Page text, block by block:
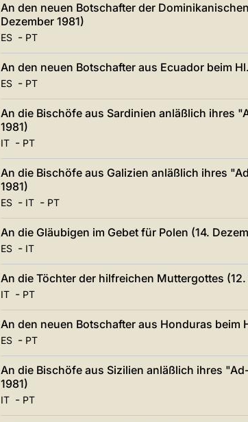
An den neuen Botschafter der
Dezember 1981)
ES- PT
An den neuen Botschafter aus Ecuador beim
ES- PT
An die Bischöfe aus Sardinien anläßlich ihres
1981)
IT- PT
An die Bischöfe aus Galizien anläßlich ihres
1981)
ES- IT- PT
An die Gläubigen im Gebet für Polen (14.
ES- IT
An die Töchter der hilfreichen Muttergottes (12.
IT- PT
An den neuen Botschafter aus Honduras beim
ES- PT
An die Bischöfe aus Sizilien anläßlich ihres
1981)
IT- PT